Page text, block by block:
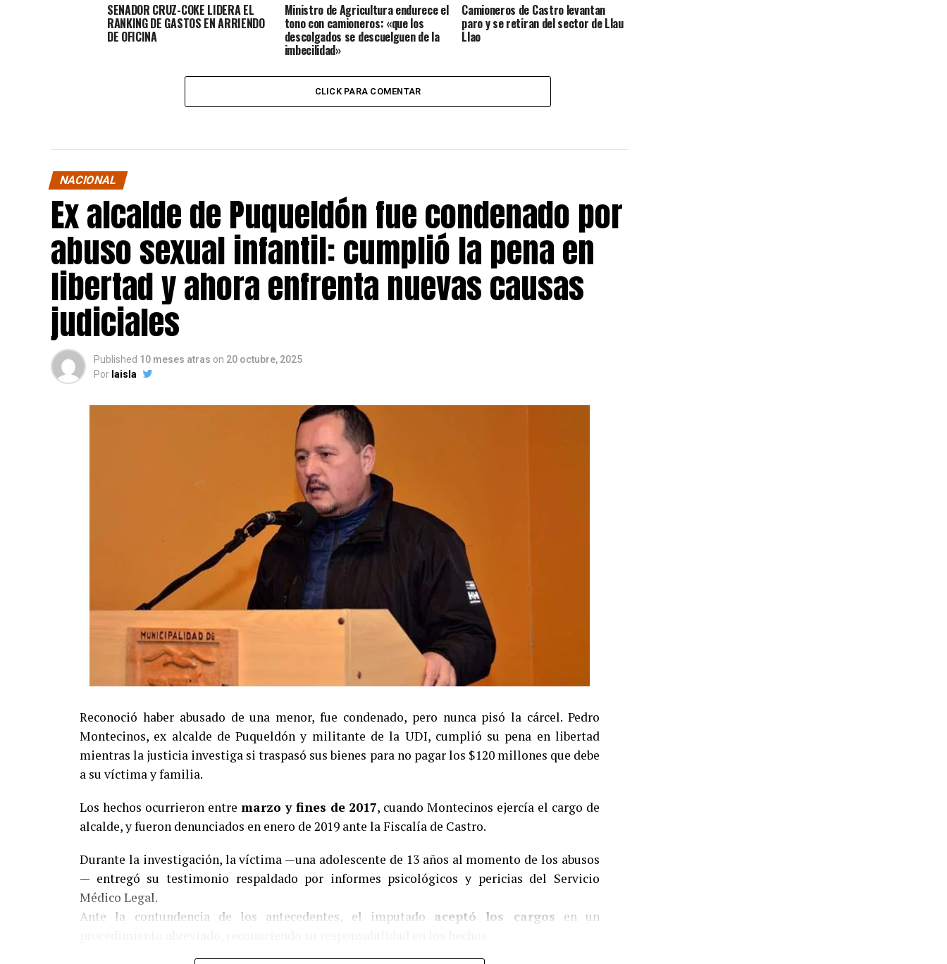
SENADOR CRUZ-COKE LIDERA EL
RANKING DE GASTOS EN ARRIENDO
DE OFICINA
Ministro de Agricultura endurece el
tono con camioneros: «que los
descolgados se descuelguen de la
imbecilidad»
Camioneros de Castro levantan
paro y se retiran del sector de Llau
Llao
CLICK PARA COMENTAR
NACIONAL
Ex alcalde de Puqueldón fue condenado por
abuso sexual infantil: cumplió la pena en
libertad y ahora enfrenta nuevas causas
judiciales
Published 10 meses atras on 20 octubre, 2025
Por laisla
Reconoció haber abusado de una menor, fue condenado, pero nunca pisó la cárcel. Pedro
Montecinos, ex alcalde de Puqueldón y militante de la UDI, cumplió su pena en libertad
mientras la justicia investiga si traspasó sus bienes para no pagar los $120 millones que debe
a su víctima y familia.
Los hechos ocurrieron entre marzo y fines de 2017, cuando Montecinos ejercía el cargo de
alcalde, y fueron denunciados en enero de 2019 ante la Fiscalía de Castro.
Durante la investigación, la víctima —una adolescente de 13 años al momento de los abusos
— entregó su testimonio respaldado por informes psicológicos y pericias del Servicio
Médico Legal.
Ante la contundencia de los antecedentes, el imputado aceptó los cargos en un